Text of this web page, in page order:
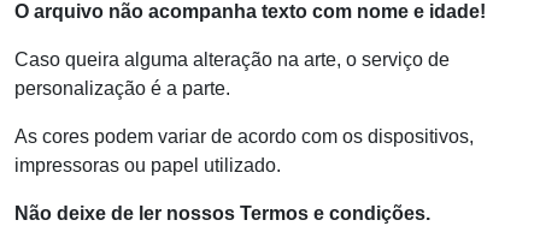
O arquivo não acompanha texto com nome e idade!
Caso queira alguma alteração na arte, o serviço de
personalização é a parte.
As cores podem variar de acordo com os dispositivos,
impressoras ou papel utilizado.
Não deixe de ler nossos Termos e condições.